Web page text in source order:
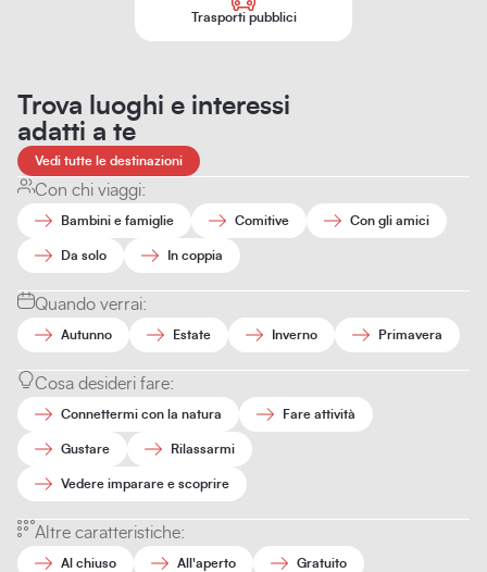
Trasporti pubblici
Trova luoghi e interessi
adatti a te
Vedi tutte le destinazioni
Con chi viaggi:
Bambini e famiglie Comitive Con gli amici
Da solo In coppia
Quando verrai:
Autunno Estate Inverno Primavera
Cosa desideri fare:
Connettermi con la natura Fare attività
Gustare Rilassarmi
Vedere imparare e scoprire
Altre caratteristiche:
Al chiuso All'aperto Gratuito